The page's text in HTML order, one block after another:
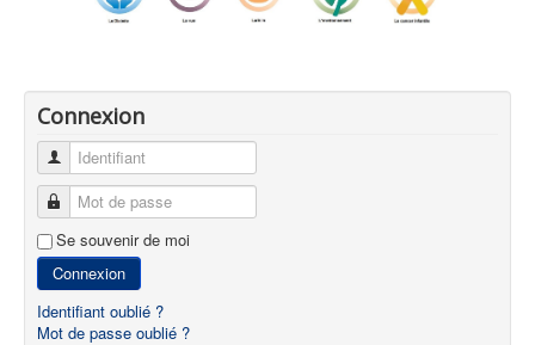
Connexion
Identifiant
Mot de passe
Se souvenir de moi
Connexion
Identifiant oublié ?
Mot de passe oublié ?